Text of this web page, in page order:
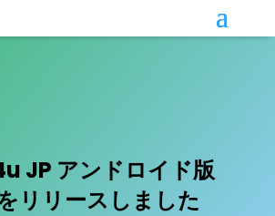
JP アンドロイド版
リリースしました